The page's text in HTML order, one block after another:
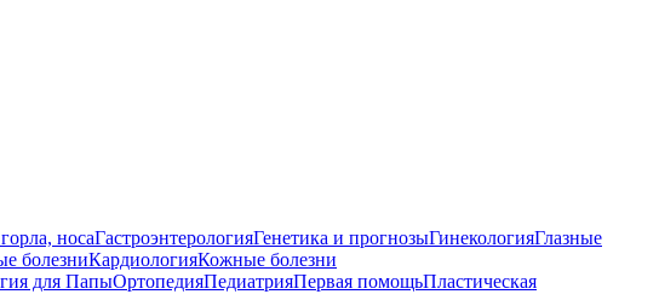
носаГастроэнтерологияГенетика и прогнозыГинекологияГлазные
болезниКардиологияКожные болезни
для ПапыОртопедияПедиатрияПервая помощьПластическая